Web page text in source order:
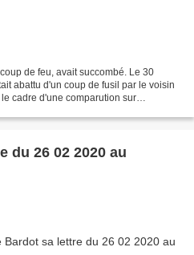
de feu, avait succombé. Le 30
abattu d'un coup de fusil par le voisin
cadre d'une comparution sur
du 26 02 2020 au